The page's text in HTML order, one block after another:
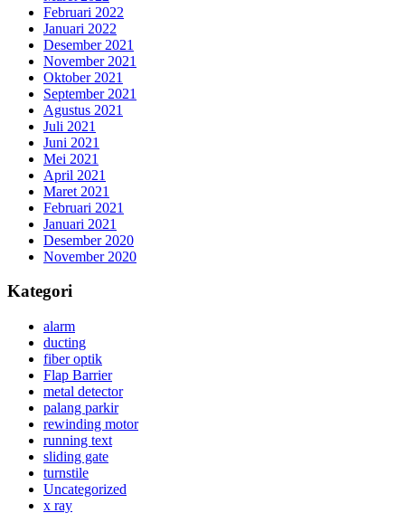
Februari 2022
Januari 2022
Desember 2021
November 2021
Oktober 2021
September 2021
Agustus 2021
Juli 2021
Juni 2021
Mei 2021
April 2021
Maret 2021
Februari 2021
Januari 2021
Desember 2020
November 2020
Kategori
alarm
ducting
fiber optik
Flap Barrier
metal detector
palang parkir
rewinding motor
running text
sliding gate
turnstile
Uncategorized
x ray